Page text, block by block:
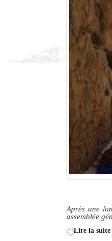
Le Nord de Madagascar
Après une
assemblée
Lire la suite